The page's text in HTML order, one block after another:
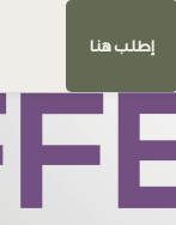
إطلب هنا